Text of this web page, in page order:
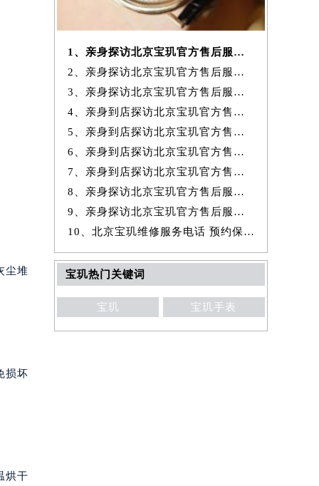
尘堆
损坏
烘干
1、亲身探访北京宝玑官方售后服务中心｜网点地址及服务热线（2026年7月
2、亲身探访北京宝玑官方售后服务中心｜电话和完整地址（2026年7月最新）
3、亲身探访北京宝玑官方售后服务中心｜地址与24小时客服电话（2026年7
4、亲身到店探访北京宝玑官方售后服务中心｜完整网点地址与热线（2026年
5、亲身到店探访北京宝玑官方售后服务中心｜网点地址与客服电话（2026年
6、亲身到店探访北京宝玑官方售后服务中心｜最新官方热线和24小时维修
7、亲身到店探访北京宝玑官方售后服务中心｜全新地址与官方电话（2026年
8、亲身探访北京宝玑官方售后服务中心｜官方热线与门店地址（2026年7月
9、亲身探访北京宝玑官方售后服务中心｜详细网点地址与售后服务电话（20
10、北京宝玑维修服务电话 预约保养售后服务中心权威公示（2026年7月最
宝玑热门关键词
宝玑 宝玑手表